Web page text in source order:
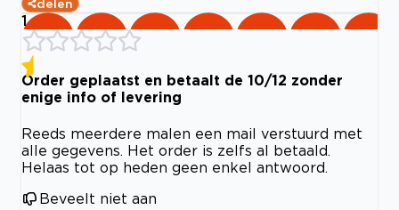
delen
1
Order geplaatst en betaalt de 10/12 zonder
enige info of levering
Reeds meerdere malen een mail verstuurd met
alle gegevens. Het order is zelfs al betaald.
Helaas tot op heden geen enkel antwoord.
Beveelt niet aan